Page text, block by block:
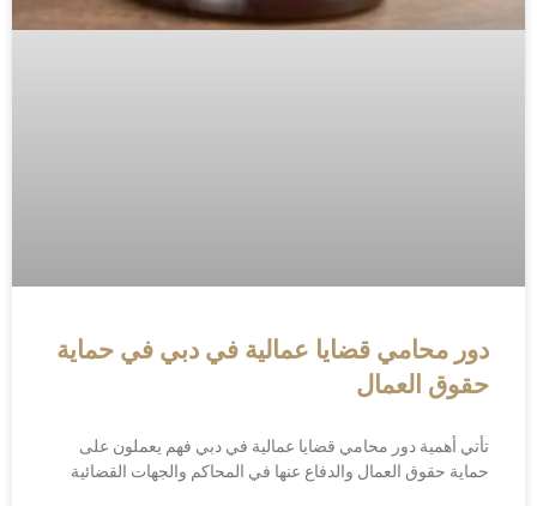
دور محامي قضايا عمالية في دبي في حماية
حقوق العمال
تأتي أهمية دور محامي قضايا عمالية في دبي فهم يعملون على
حماية حقوق العمال والدفاع عنها في المحاكم والجهات القضائية